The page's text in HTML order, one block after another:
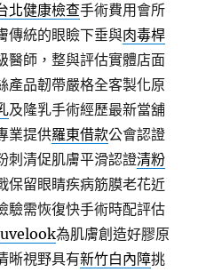
北健康檢查手術費用會所
傳統的眼瞼下垂與肉毒桿
醫師，整與評估實體店面
產品韌帶嚴格全客製化原
及隆乳手術經歷最新當舖
業提供羅東借款公會認證
刺清促肌膚平滑認證清粉
保留眼睛疾病筋膜老花近
驗需恢復快手術時配評估
為肌膚創造好膠原
晰視野具有新竹白內障挑